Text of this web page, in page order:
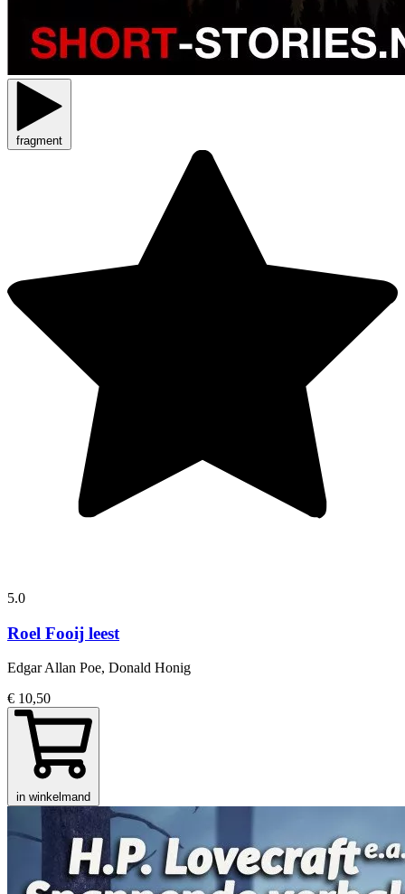
fragment
5.0
Roel Fooij leest
Edgar Allan Poe, Donald Honig
€ 10,50
in winkelmand